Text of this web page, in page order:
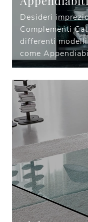
Desideri
Complementi
differenti
come